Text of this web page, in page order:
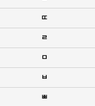
ㄸ
ㄹ
ㅁ
ㅂ
ㅃ